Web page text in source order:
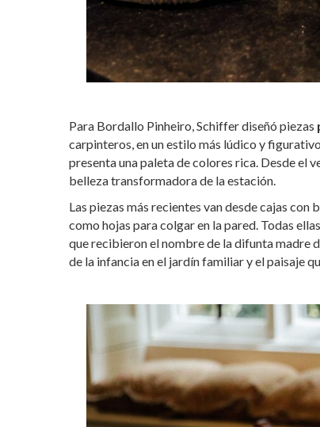
Para Bordallo Pinheiro, Schiffer diseñó piezas
carpinteros, en un estilo más lúdico y
presenta una paleta de colores rica. Desde el
belleza transformadora de la estación.
Las piezas más recientes van desde cajas con
como hojas para colgar en la pared. Todas
que recibieron el nombre de la difunta madre
de la infancia en el jardín familiar y el paisaje